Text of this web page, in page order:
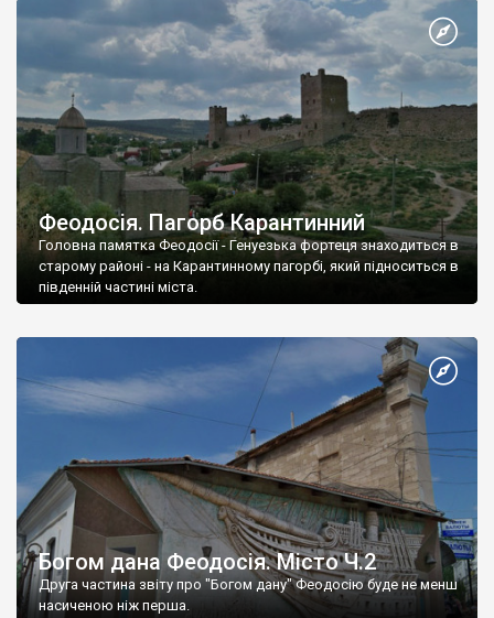
Феодосія. Пагорб Карантинний
Головна памятка Феодосії - Генуезька фортеця знаходиться в
старому районі - на Карантинному пагорбі, який підноситься в
південній частині міста.
Богом дана Феодосія. Місто Ч.2
Друга частина звіту про "Богом дану" Феодосію буде не менш
насиченою ніж перша.